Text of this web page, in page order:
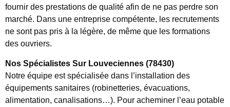
fournir des prestations de qualité afin de ne pas perdre son
marché. Dans une entreprise compétente, les recrutements
ne sont pas pris à la légère, de même que les formations
des ouvriers.
Nos Spécialistes Sur Louveciennes (78430)
Notre équipe est spécialisée dans l’installation des
équipements sanitaires (robinetteries, évacuations,
alimentation, canalisations…). Pour acheminer l’eau potable